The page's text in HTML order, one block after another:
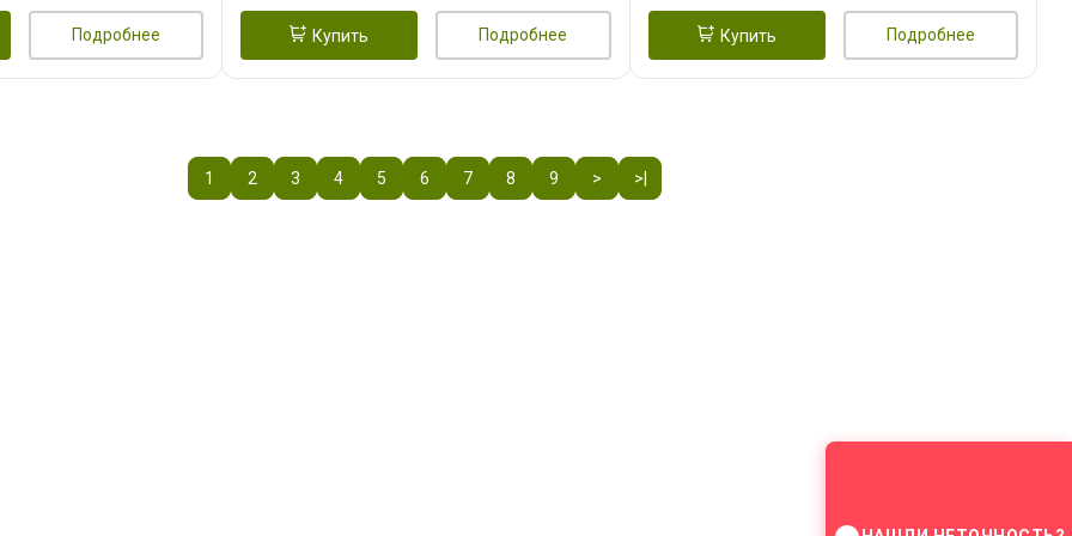
Подробнее Купить Подробнее Купить Подробнее
1 2 3 4 5 6 7 8 9 > >|